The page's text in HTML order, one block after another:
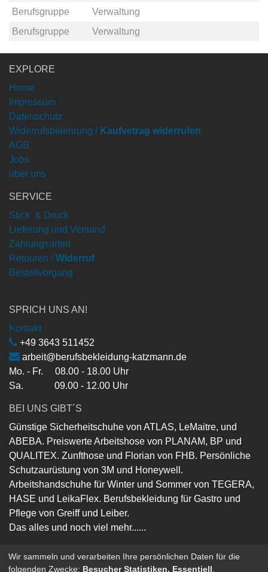
Berufsgruppe
Verwaltung
Berufsgruppe
Verwaltung
EXPLORE
Home
Impressum
Datenschutz
Widerrufsbelehrung / Kaufvetrag widerrufen
AGB
Jobs
über uns
SERVICE
Stick & Druck
Lieferung und Versand
Zahlungsarten
Retouren / Widerruf
Bestellvorgang
SPRICH UNS AN!
Kontakt
+49 3643 511452
arbeit@berufsbekleidung-katzmann.de
Mo. - Fr. 08.00 - 18.00 Uhr
Sa. 09.00 - 12.00 Uhr
BEI UNS GIBT´S
Günstige Sicherheitschuhe von ATLAS, LeMaitre, und
ABEBA. Preiswerte Arbeitshose von PLANAM, BP und
QUALITEX. Zunfthose und Florian von FHB. Persönliche
Schutzaurüstung von 3M und Honeywell.
Arbeitshandschuhe für Winter und Sommer von TEGERA,
HASE und LeikaFlex. Berufsbekleidung für Gastro und
Pflege von Greiff und Leiber.
Das alles und noch viel mehr......
Wir sammeln und verarbeiten Ihre persönlichen Daten für die
folgenden Zwecke: Besucher Statistiken, Essentiell